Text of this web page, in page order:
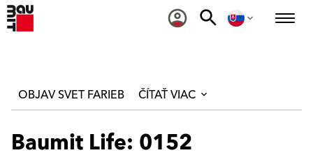
OBJAV SVET FARIEB ČÍTAŤ VIAC
Baumit Life: 0152